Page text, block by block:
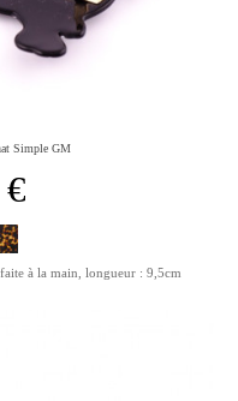
Simple GM
à la main, longueur : 9,5cm